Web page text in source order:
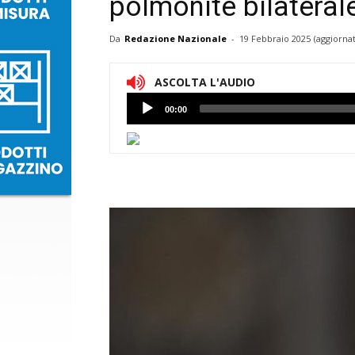
polmonite
Da Redazione Nazionale - 19 Febbraio 2025
ASCOLTA L'AUDIO
Lettore
Audio
00:00